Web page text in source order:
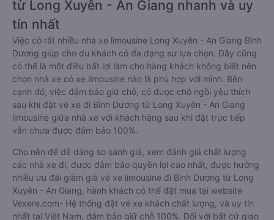
từ Long Xuyên - An Giang nhanh và uy
tín nhất
Việc có rất nhiều nhà xe limousine Long Xuyên - An Giang Bình
Dương giúp cho du khách có đa dạng sự lựa chọn. Đây cũng
có thể là một điều bất lợi làm cho hàng khách không biết nên
chọn nhà xe có xe limousine nào là phù hợp với mình. Bên
cạnh đó, việc đảm bảo giữ chỗ, có được chỗ ngồi yêu thích
sau khi đặt vé xe đi Bình Dương từ Long Xuyên - An Giang
limousine giữa nhà xe với khách hàng sau khi đặt trực tiếp
vẫn chưa được đảm bảo 100%.
Cho nên để dễ dàng so sánh giá, xem đánh giá chất lượng
các nhà xe đi, được đảm bảo quyền lợi cao nhất, được hưởng
nhiều ưu đãi giảm giá vé xe limousine đi Bình Dương từ Long
Xuyên - An Giang, hành khách có thể đặt mua tại website
Vexere.com- Hệ thống đặt vé xe khách chất lượng, và uy tín
nhất tại Việt Nam, đảm bảo giữ chỗ 100%. Đối với bất cứ giao